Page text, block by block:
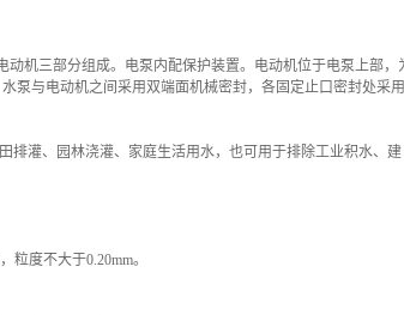
机三部分组成。电泵内配保护装置。电动机位于电泵上部，
泵与电动机之间采用双端面机械密封，各固定止口密封处采用
灌、园林浇灌、家庭生活用水，也可用于排除工业积水、建
度不大于0.20mm。